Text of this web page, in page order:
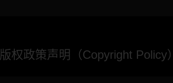
版权政策声明（Copyright Policy）